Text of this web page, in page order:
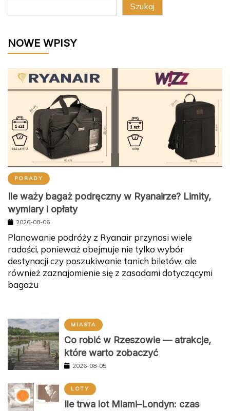
Szukaj
NOWE WPISY
PORADY
Ile waży bagaż podręczny w Ryanairze? Limity,
wymiary i opłaty
2026-08-06
Planowanie podróży z Ryanair przynosi wiele
radości, ponieważ obejmuje nie tylko wybór
destynacji czy poszukiwanie tanich biletów, ale
również zaznajomienie się z zasadami dotyczącymi
bagażu
MIASTA
Co robić w Rzeszowie — atrakcje,
które warto zobaczyć
2026-08-05
LOTY
Ile trwa lot Miami–Londyn: czas